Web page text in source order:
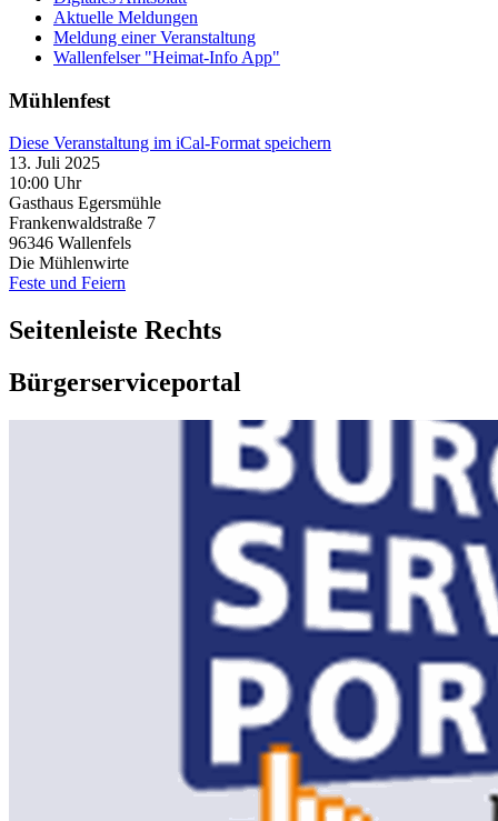
Aktuelle Meldungen
Meldung einer Veranstaltung
Wallenfelser "Heimat-Info App"
Mühlenfest
Diese Veranstaltung im iCal-Format speichern
13. Juli 2025
10:00 Uhr
Gasthaus Egersmühle
Frankenwaldstraße 7
96346 Wallenfels
Die Mühlenwirte
Feste und Feiern
Seitenleiste Rechts
Bürgerserviceportal